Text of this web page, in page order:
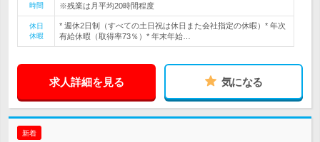
時間
※残業は月平均20時間程度
休日
休暇
* 週休2日制（すべての土日祝は休日また会社指定の休暇）* 年次
有給休暇（取得率73％）* 年末年始…
求人詳細を見る 気になる
新着